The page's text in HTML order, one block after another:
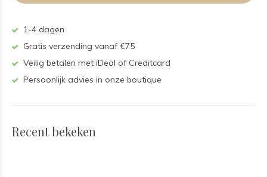
1-4 dagen
Gratis verzending vanaf €75
Veilig betalen met iDeal of Creditcard
Persoonlijk advies in onze boutique
Recent bekeken